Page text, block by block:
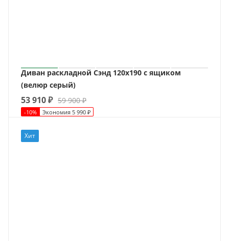
Диван раскладной Сэнд 120х190 с ящиком
(велюр серый)
53 910₽ 59 900₽
-10% Экономия 5 990 ₽
Хит